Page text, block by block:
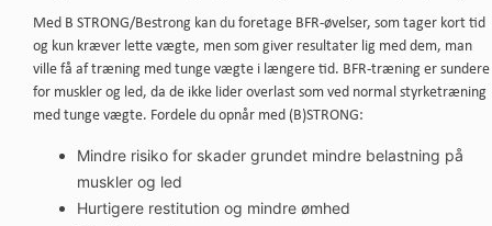
Med B STRONG/Bestrong kan du foretage BFR-øvelser, som tager kort tid
og kun kræver lette vægte, men som giver resultater lig med dem, man
ville få af træning med tunge vægte i længere tid. BFR-træning er sundere
for muskler og led, da de ikke lider overlast som ved normal styrketræning
med tunge vægte. Fordele du opnår med (B)STRONG:
Mindre risiko for skader grundet mindre belastning på
muskler og led
Hurtigere restitution og mindre ømhed